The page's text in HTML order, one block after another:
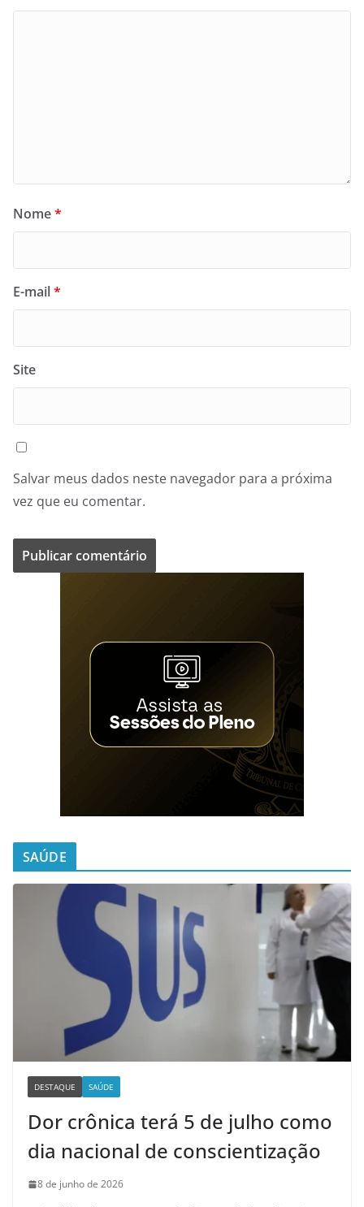
Nome*
E-mail*
Site
Salvar meus dados neste navegador para a próxima
vez que eu comentar.
SAÚDE
DESTAQUE SAÚDE
Dor crônica terá 5 de julho como
dia nacional de conscientização
8 de junho de 2026